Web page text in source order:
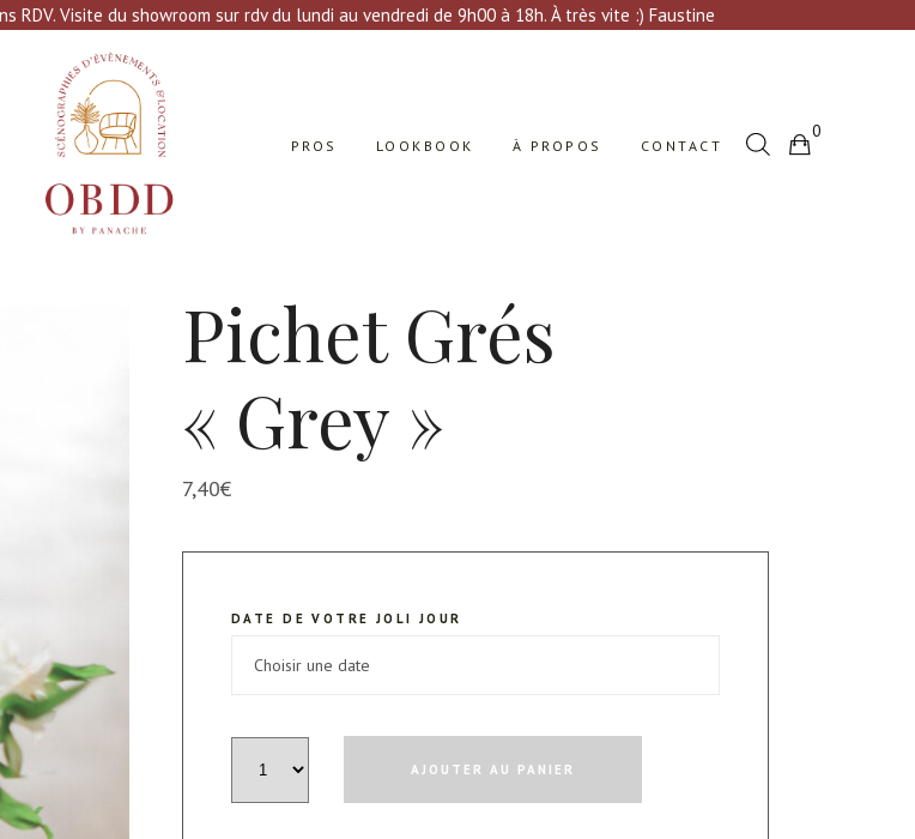
RDV. Visite du showroom sur rdv du lundi au vendredi de 9h00 à 18h. À très vite :) Faustine
PROS LOOKBOOK À PROPOS CONTACT
0
Votre sélection est vide
Pichet Grés
« Grey »
7,40€
DATE DE VOTRE JOLI JOUR
AJOUTER AU PANIER